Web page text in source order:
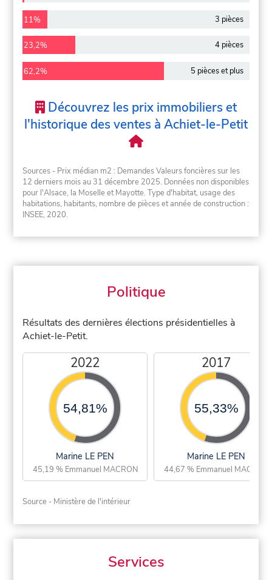
11% 3 pièces
23,2% 4 pièces
62,2% 5 pièces et plus
Découvrez les prix immobiliers et
l'historique des ventes à Achiet-le-Petit
Sources - Prix médian m2 : Demandes Valeurs foncières sur les
12 derniers mois au 31 décembre 2025. Données non disponibles
pour l'Alsace, la Moselle et Mayotte. Type d'habitat, usage des
habitations, habitants, nombre de pièces et année de construction :
INSEE, 2020.
Politique
Résultats des dernières élections présidentielles à
Achiet-le-Petit.
2022
54,81%
Marine LE PEN
45,19 % Emmanuel MACRON
2017
55,33%
Marine LE PEN
44,67 % Emmanuel MACRON
Source - Ministère de l'intérieur
Services